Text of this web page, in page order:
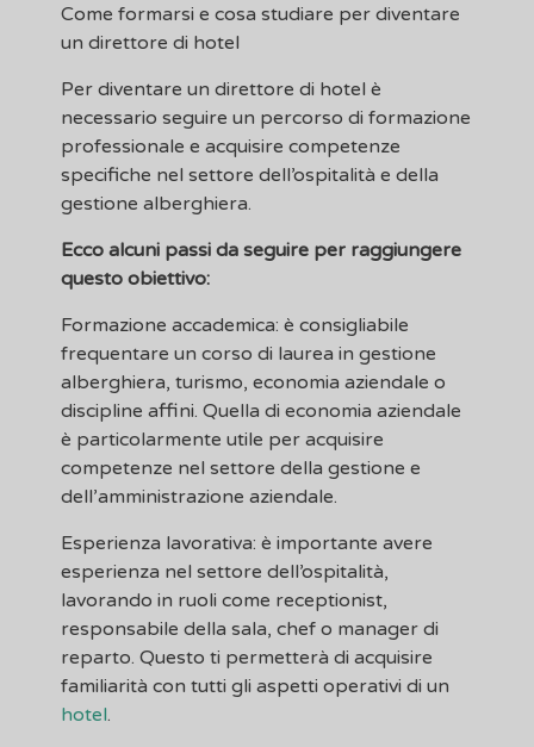
Come formarsi e cosa studiare per diventare
un direttore di hotel
Per diventare un direttore di hotel è
necessario seguire un percorso di formazione
professionale e acquisire competenze
specifiche nel settore dell’ospitalità e della
gestione alberghiera.
Ecco alcuni passi da seguire per raggiungere
questo obiettivo:
Formazione accademica: è consigliabile
frequentare un corso di laurea in gestione
alberghiera, turismo, economia aziendale o
discipline affini. Quella di economia aziendale
è particolarmente utile per acquisire
competenze nel settore della gestione e
dell’amministrazione aziendale.
Esperienza lavorativa: è importante avere
esperienza nel settore dell’ospitalità,
lavorando in ruoli come receptionist,
responsabile della sala, chef o manager di
reparto. Questo ti permetterà di acquisire
familiarità con tutti gli aspetti operativi di un
hotel.